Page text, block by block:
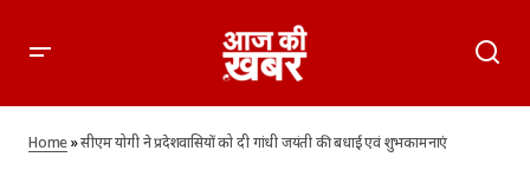
सीएम योगी ने प्रदेशवासियों को दी गांधी जयंती की बधाई एवं शुभकामनाएं
Home»सीएम योगी ने प्रदेशवासियों को दी गांधी जयंती की बधाई एवं शुभकामनाएं